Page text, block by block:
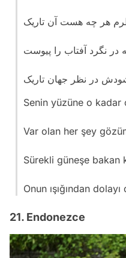
هر چه هست آن تاریک
نگرد آفتاب را پیوست
در نظر جهان تاریک
Senin yüzüne o kadar
Var olan her şey
Sürekli güneşe bakan
Onun ışığından
21. Endonezce